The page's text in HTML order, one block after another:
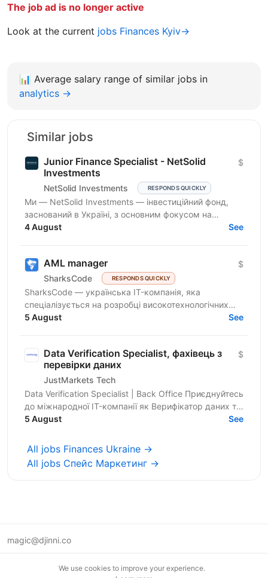
The job ad is no longer active
Look at the current jobs Finances Kyiv→
📊 Average salary range of similar jobs in
analytics →
Similar jobs
Junior Finance Specialist - NetSolid
Investments
NetSolid Investments RESPONDS QUICKLY
$
Ми — NetSolid Investments — інвестиційний фонд,
заснований в Україні, з основним фокусом на
SMART-інвестиції. Наша екосистема — це простір,
4 August See
AML manager
SharksCode RESPONDS QUICKLY
$
SharksCode — українська IT-компанія, яка
спеціалізується на розробці високотехнологічних
програмних рішень і платформ у B2B, зокрема у
5 August See
Data Verification Specialist, фахівець з
перевірки даних
JustMarkets Tech
$
Data Verification Specialist | Back Office Приєднуйтесь
до міжнародної IT-компанії як Верифікатор даних та
працюйте з документами у стабільній,...
5 August See
All jobs Finances Ukraine →
All jobs Спейс Маркетинг →
magic@djinni.co
We use cookies to improve your experience.